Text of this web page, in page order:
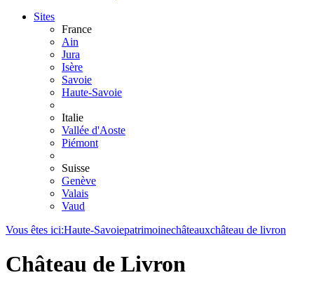
Sites
France
Ain
Jura
Isère
Savoie
Haute-Savoie
Italie
Vallée d'Aoste
Piémont
Suisse
Genève
Valais
Vaud
Vous êtes ici:Haute-Savoiepatrimoinechâteauxchâteau de livron
Château de Livron